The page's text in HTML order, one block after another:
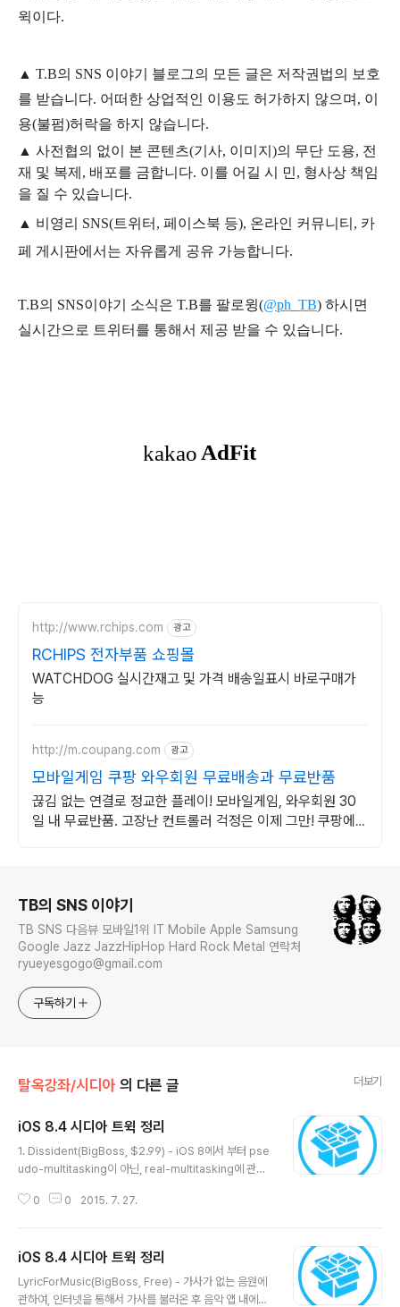
윅이다.
▲ T.B의 SNS 이야기 블 로그의 모든 글은 저작권법의 보호
를 받습니다. 어떠한 상업적인 이용도 허가하지 않으며, 이
용(불펌)허락을 하지 않습니다.
▲ 사전협의 없이 본 콘텐츠(기사, 이미지)의 무단 도용, 전
재 및 복제, 배포를 금합니다. 이를 어길 시 민, 형사상 책임
을 질 수 있습니다.
▲ 비영리 SNS(트위터, 페이스북 등), 온라인 커뮤니티, 카
페 게시판에서는 자유롭게 공유 가능합니다.
T.B의 SNS이야기 소식은 T.B를 팔로윙(@ph_TB) 하시면
실시간으로 트위터를 통해서 제공 받을 수 있습니다.
http://www.rchips.com 광고
RCHIPS 전자부품 쇼핑몰
WATCHDOG 실시간재고 및 가격 배송일표시 바로구매가
능
http://m.coupang.com 광고
모바일게임 쿠팡 와우회원 무료배송과 무료반품
끊김 없는 연결로 정교한 플레이! 모바일게임, 와우회원 30
일 내 무료반품. 고장난 컨트롤러 걱정은 이제 그만! 쿠팡에서
TB의 SNS 이야기
TB SNS 다음뷰 모바일1위 IT Mobile Apple Samsung
Google Jazz JazzHipHop Hard Rock Metal 연락처
ryueyesgogo@gmail.com
구독하기
탈옥강좌/시디아 의 다른 글 더보기
iOS 8.4 시디아 트윅 정리
1. Dissident(BigBoss, $2.99) - iOS 8에서 부터 pse
udo-multitasking이 아닌, real-multitasking에 관한
리소스를 차지하기 때문에, 2GB RAM의 아이패드에어2
용하던(네트워크, 미디어파일 재생) 멀티태스킹에 추가로
멀리태스킹 창을 지원하는 기능이 포함된다. real-multita
sking이 꼭 좋은것 만은 아니다. iOS가 안드로이드 대비
0 0 2015. 7. 27.
iOS 8.4 시디아 트윅 정리
LyricForMusic(BigBoss, Free) - 가사가 없는 음원에
관하여, 인터넷을 통해서 가사를 불러온 후 음악 앱 내에서